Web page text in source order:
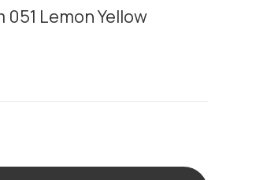
Lemon Yellow